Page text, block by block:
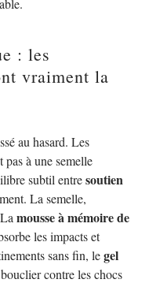
: les
vraiment la
au hasard. Les
pas à une semelle
subtil entresoutien
La semelle,
mousse à mémoire de
les impacts et
sans fin, legel
contre les chocs